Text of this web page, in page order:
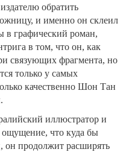
обратить
и именно он склеил
в графический роман,
в том, что он, как
связующих фрагмента, но
только у самых
качественно Шон Тан
иллюстратор и
ощущение, что куда бы
он продолжит расширять